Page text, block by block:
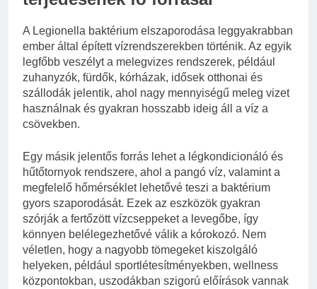
A Legionella baktérium elszaporodása leggyakrabban
ember által épített vízrendszerekben történik. Az egyik
legfőbb veszélyt a melegvizes rendszerek, például
zuhanyzók, fürdők, kórházak, idősek otthonai és
szállodák jelentik, ahol nagy mennyiségű meleg vizet
használnak és gyakran hosszabb ideig áll a víz a
csövekben.
Egy másik jelentős forrás lehet a légkondicionáló és
hűtőtornyok rendszere, ahol a pangó víz, valamint a
megfelelő hőmérséklet lehetővé teszi a baktérium
gyors szaporodását. Ezek az eszközök gyakran
szórják a fertőzött vízcseppeket a levegőbe, így
könnyen belélegezhetővé válik a kórokozó. Nem
véletlen, hogy a nagyobb tömegeket kiszolgáló
helyeken, például sportlétesítményekben, wellness
központokban, uszodákban szigorú előírások vannak